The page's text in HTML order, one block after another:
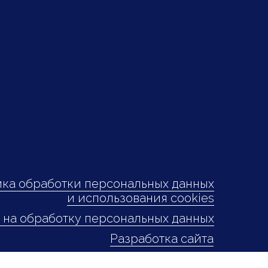
обработку персональных данных
обработки персональных данных
и использования cookies
Разработка сайта